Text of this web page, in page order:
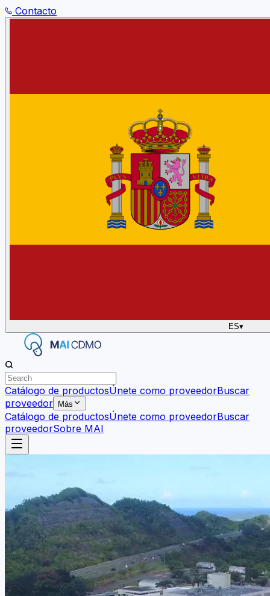
Contacto
ES▾
Catálogo de productosÚnete como proveedorBuscar
proveedor
Más
Catálogo de productosÚnete como proveedorBuscar
proveedorSobre MAI